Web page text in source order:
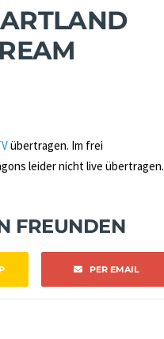
übertragen. Im frei
leider nicht live übertragen.
FREUNDEN
PER EMAIL